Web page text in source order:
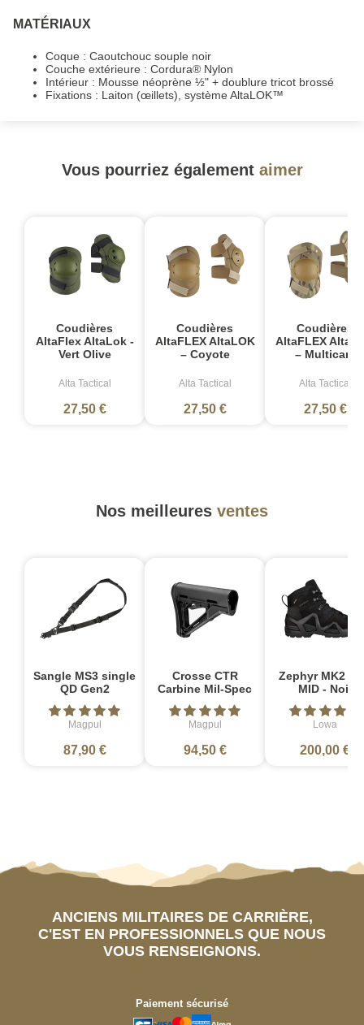
MATÉRIAUX
Coque : Caoutchouc souple noir
Couche extérieure : Cordura® Nylon
Intérieur : Mousse néoprène ½" + doublure tricot brossé
Fixations : Laiton (œillets), système AltaLOK™
Vous pourriez également aimer
Coudières
AltaFlex AltaLok -
Vert Olive
Alta Tactical
27,50 €
Coudières
AltaFLEX AltaLOK
– Coyote
Alta Tactical
27,50 €
Coudières
AltaFLEX
– Multicam
Alta Tactical
27,50 €
Nos meilleures ventes
Sangle MS3 single
QD Gen2
Magpul
87,90 €
Crosse CTR
Carbine Mil-Spec
Magpul
94,50 €
Zephyr MK2
MID - Noir
Lowa
200,00 €
ANCIENS MILITAIRES DE CARRIÈRE,
C'EST EN PROFESSIONNELS QUE NOUS
VOUS RENSEIGNONS.
Paiement sécurisé